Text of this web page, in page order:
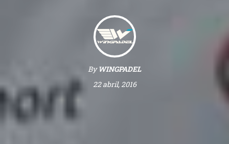
ByWINGPADEL
22 abril, 2016